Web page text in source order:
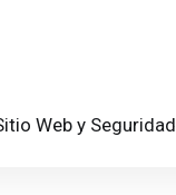
Web y Seguridad